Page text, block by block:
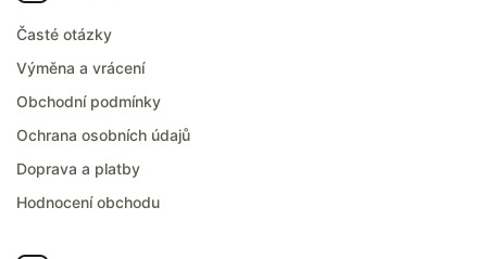
Časté otázky
Výměna a vrácení
Obchodní podmínky
Ochrana osobních údajů
Doprava a platby
Hodnocení obchodu